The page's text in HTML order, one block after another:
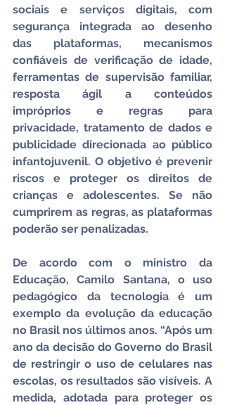
sociais e serviços digitais, com
segurança integrada ao desenho
das plataformas, mecanismos
confiáveis de verificação de idade,
ferramentas de supervisão familiar,
resposta ágil a conteúdos
impróprios e regras para
privacidade, tratamento de dados e
publicidade direcionada ao público
infantojuvenil. O objetivo é prevenir
riscos e proteger os direitos de
crianças e adolescentes. Se não
cumprirem as regras, as plataformas
poderão ser penalizadas.
De acordo com o ministro da
Educação, Camilo Santana, o uso
pedagógico da tecnologia é um
exemplo da evolução da educação
no Brasil nos últimos anos. “Após um
ano da decisão do Governo do Brasil
de restringir o uso de celulares nas
escolas, os resultados são visíveis. A
medida, adotada para proteger os